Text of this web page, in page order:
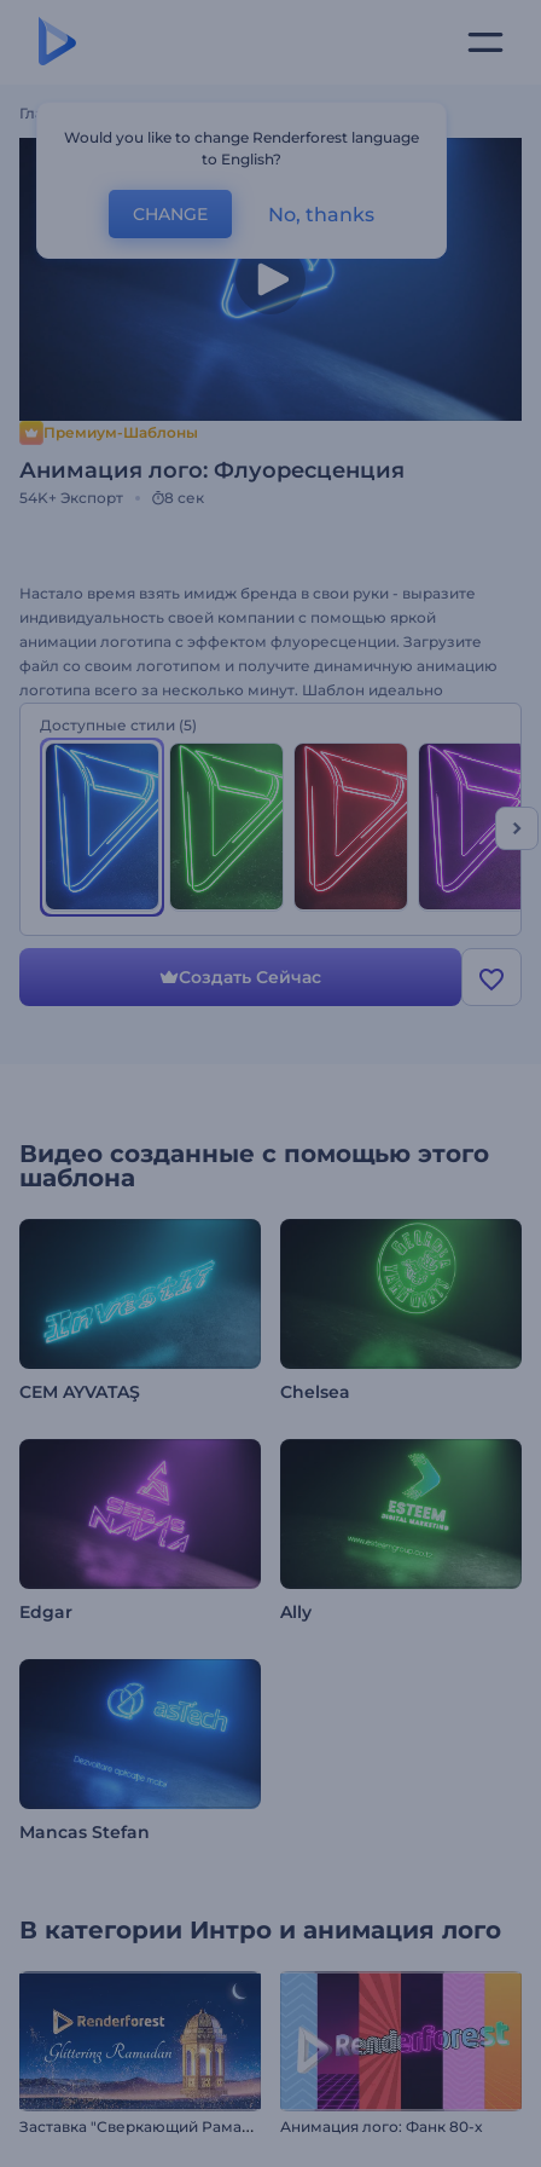
Главная
Премиум-Шаблоны
Анимация лого: Флуоресценция
54K+ Экспорт 8 сек
Настало время взять имидж бренда в свои руки - выразите
индивидуальность своей компании с помощью яркой
анимации логотипа с эффектом флуоресценции. Загрузите
файл со своим логотипом и получите динамичную анимацию
логотипа всего за несколько минут. Шаблон идеально
рекламы на ТВ, игровых каналов и многого другого. Сделайте
анимация логотипа "Флуоресценция" своей визитной
карточкой!
Доступные стили (5)
Создать Сейчас
Видео созданные с помощью этого
шаблона
CEM AYVATAŞ Chelsea
Edgar Ally
Mancas Stefan
В категории Интро и анимация лого
З
аставка "Сверкающий Рамадан" Анимация лого: Фанк 80-х
Would you like to change Renderforest language
to English?
CHANGE No, thanks